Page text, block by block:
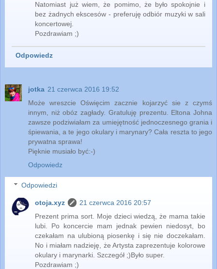
Natomiast już wiem, że pomimo, że było spokojnie i
bez żadnych ekscesów - preferuję odbiór muzyki w sali
koncertowej.
Pozdrawiam ;)
Odpowiedz
jotka 21 czerwca 2016 19:52
Może wreszcie Oświęcim zacznie kojarzyć sie z czymś
innym, niż obóz zagłady. Gratuluję prezentu. Eltona Johna
zawsze podziwiałam za umiejętność jednoczesnego grania i
śpiewania, a te jego okulary i marynary? Cała reszta to jego
prywatna sprawa!
Pięknie musiało być:-)
Odpowiedz
Odpowiedzi
otoja.xyz
21 czerwca 2016 20:57
Prezent prima sort. Moje dzieci wiedzą, że mama takie
lubi. Po koncercie mam jednak pewien niedosyt, bo
czekałam na ulubioną piosenkę i się nie doczekałam.
No i miałam nadzieję, że Artysta zaprezentuje kolorowe
okulary i marynarki. Szczegół ;)Było super.
Pozdrawiam ;)